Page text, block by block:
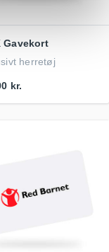
Gavekort
herretøj
kr.